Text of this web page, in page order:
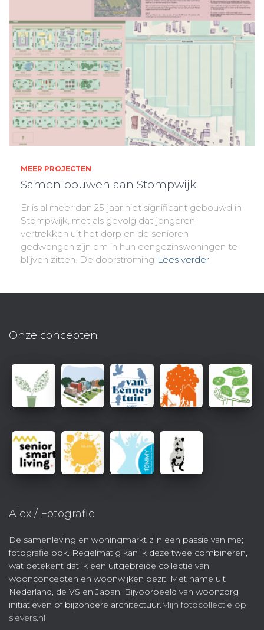
MEER PROJECTEN
Samen bouwen aan Stompwijk
Er is al meer dan 25 jaar niet significant gebouwd in
Stompwijk, met als gevolg dat jongeren
vertrekken uit het dorp en de senioren
gedwongen zijn om in hun eengezinswoningen te
blijven zitten. De doorstroming Lees verder
Onze concepten
Alex / Fotografie
De samenleving en woningmarkt zijn een passie van me;
fotografie ook. Regelmatig kan ik deze twee combineren,
wat betekent dat ik een uitgebreide collectie van
woonconcepten en woonwijken bezit. Met name uit
Nederland, de VS en Japan. Bijvoorbeeld van woonzorg
initiatieven of bijzondere architectuur.Mijn fotocollectie op
sievers.nl